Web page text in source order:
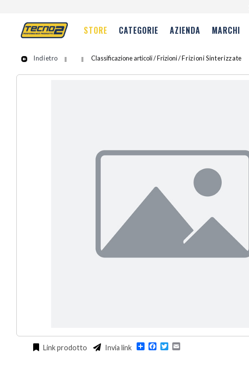
STORE CATEGORIE AZIENDA MARCHI
Indietro Classificazione articoli / Frizioni /Frizioni Sinterizzate
Link prodotto Invia link Condividi
Facebook
Twitter
Email